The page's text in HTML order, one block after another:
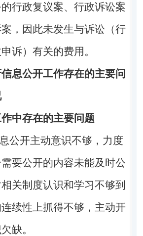
行政复议案、行政诉讼案
，因此未发生与诉讼（行
诉）有关的费用。
息公开工作存在的主要问
作中存在的主要问题
公开主动意识不够，力度
要公开的内容未能及时公
关制度认识和学习不够到
续性上抓得不够，主动开
缺。